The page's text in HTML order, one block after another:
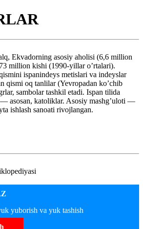
Ekvadorning asosiy aholisi (6,6 million
million kishi (1990-yillar o’rtalari).
ispanindeys metislari va indeyslar
qismi oq tanlilar (Yevropadan ko’chib
sambolar tashkil etadi. Ispan tilida
asosan, katoliklar. Asosiy mashg’uloti —
ishlash sanoati rivojlangan.
yuborish va yuk tashish